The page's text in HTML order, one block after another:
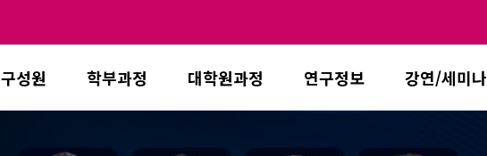
구성원 학부과정 대학원과정 연구정보 강연/세미나